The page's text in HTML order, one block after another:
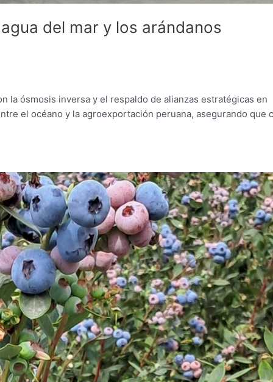
del mar y los arándanos
la ósmosis inversa y el respaldo de alianzas estratégicas en
el océano y la agroexportación peruana, asegurando que